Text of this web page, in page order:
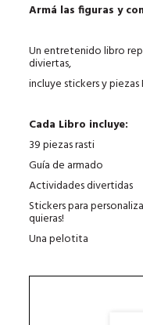
Armá las figuras y
Un entretenido libro
diviertas,
incluye stickers y
Cada Libro incluye:
39 piezas rasti
Guía de armado
Actividades divertidas
Stickers para
quieras!
Una pelotita